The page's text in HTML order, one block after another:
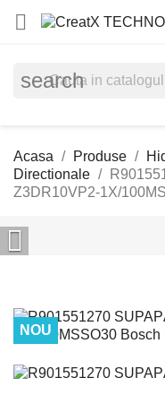

search
Acasa Produse
Directionale
Z3DR10VP2-1X/

NOU